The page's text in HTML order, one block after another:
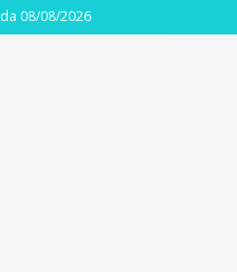
08/08/2026